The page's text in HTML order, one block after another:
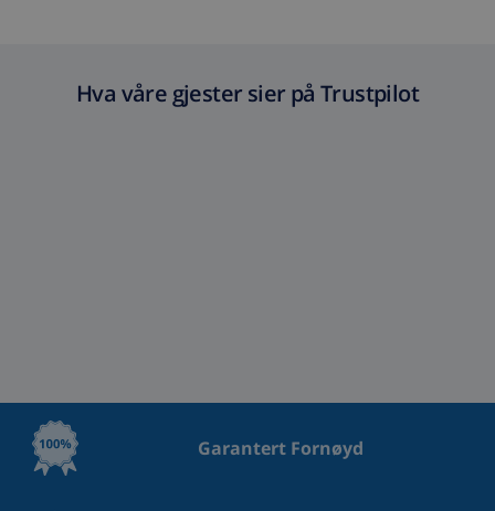
Hva våre gjester sier på Trustpilot
Garantert Fornøyd